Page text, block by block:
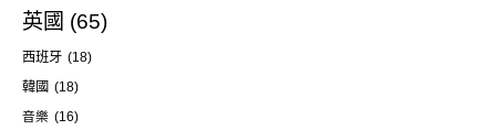
英國 (65)
西班牙 (18)
韓國 (18)
音樂 (16)